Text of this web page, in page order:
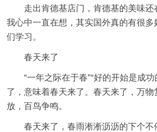
走出肯德基店门，肯德基的美味还
我心中一直在想，其实国外真的有很多
们学习。
春天来了
“一年之际在于春”“好的开始是成
了，意味着春天来了。春天来了，万物
放，百鸟争鸣。
春天来了，春雨淅淅沥沥的下个不